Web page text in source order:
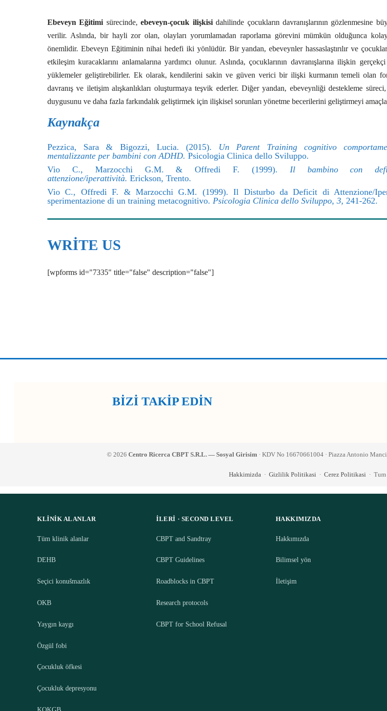
Ebeveyn Eğitimi sürecinde,ebeveyn-çocuk ilişkisidahilinde çocukların davranışlarının gözlenmesine
verilir. Aslında, bir hayli zor olan, olayları yorumlamadan raporlama görevini mümkün olduğunca
önemlidir. Ebeveyn Eğitiminin nihai hedefi iki yönlüdür. Bir yandan, ebeveynler hassaslaştırılır ve
etkileşim kuracaklarını anlamalarına yardımcı olunur. Aslında, çocuklarının davranışlarına ilişkin
yüklemeler geliştirebilirler. Ek olarak, kendilerini sakin ve güven verici bir ilişki kurmanın temeli olan
davranış ve iletişim alışkanlıkları oluşturmaya teşvik ederler. Diğer yandan, ebeveynliği destekleme
duygusunu ve daha fazla farkındalık geliştirmek için ilişkisel sorunları yönetme becerilerini geliştirmeyi
Kaynakça
Pezzica, Sara & Bigozzi, Lucia. (2015).
Un Parent Training cognitivo
mentalizzante per bambini con ADHD. Psicologia Clinica dello Sviluppo.
Vio C., Marzocchi G.M. & Offredi F. (1999).
Il bambino con
attenzione/iperattività. Erickson, Trento.
Vio C., Offredi F. & Marzocchi G.M. (1999). Il Disturbo da Deficit di Attenzione/
sperimentazione di un training metacognitivo. Psicologia Clinica dello Sviluppo, 3, 241-262.
WRITE US
[wpforms id="7335" title="false" description="false"]
BİZİ TAKİP EDİN
© 2026 Centro Ricerca CBPT S.R.L. — Sosyal Girisim · KDV No 16670661004 · Piazza Antonio
Hakkimizda · Gizlilik Politikasi · Cerez Politikasi ·
KLINIK ALANLAR
Tüm klinik alanlar
DEHB
Seçici konušmazlık
OKB
Yaygın kaygı
Özgül fobi
Çocukluk öfkesi
Çocukluk depresyonu
İLERI · SECOND LEVEL
CBPT and Sandtray
CBPT Guidelines
Roadblocks in CBPT
Research protocols
CBPT for School Refusal
HAKKIMIZDA
Hakkımızda
Bilimsel yön
İletişim